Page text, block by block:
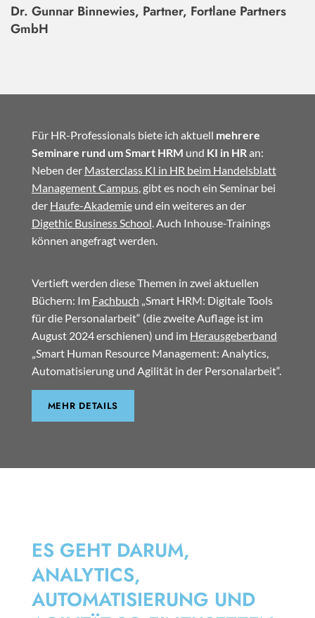
Dr. Gunnar Binnewies, Partner, Fortlane Partners
GmbH
Für HR-Professionals biete ich aktuell mehrere
Seminare rund um Smart HRM und KI in HR an:
Neben der Masterclass KI in HR beim Handelsblatt
Management Campus, gibt es noch ein Seminar bei
der Haufe-Akademieund ein weiteres an der
Digethic Business School . Auch Inhouse-Trainings
können angefragt werden.
Vertieft werden diese Themen in zwei aktuellen
Büchern: Im Fachbuch „Smart HRM: Digitale Tools
für die Personalarbeit“ (die zweite Auflage ist im
August 2024 erschienen) und im Herausgeberband
„Smart Human Resource Management: Analytics,
Automatisierung und Agilität in der Personalarbeit“.
MEHR DETAILS
ES GEHT DARUM,
ANALYTICS,
AUTOMATISIERUNG UND